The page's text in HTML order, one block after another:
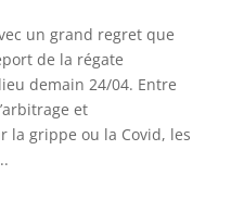
un grand regret que
de la régate
demain 24/04. Entre
et
la grippe ou la Covid, les